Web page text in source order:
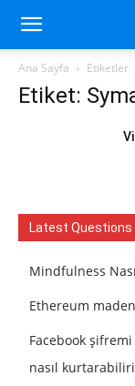
Ana Sayfa Etiketler
Etiket:
Latest Questions
Mindfulness
Ethereum
Facebook
nasıl